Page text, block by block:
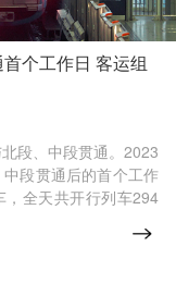
个工作日 客运组
段、中段贯通。2023
段贯通后的首个工作
，全天共开行列车294